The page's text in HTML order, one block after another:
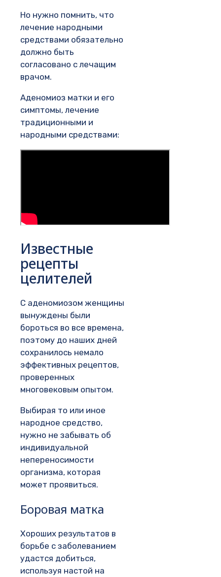
Но нужно помнить, что
лечение народными
средствами обязательно
должно быть
согласовано с лечащим
врачом.
Аденомиоз матки и его
симптомы, лечение
традиционными и
народными средствами:
Известные
рецепты
целителей
С аденомиозом женщины
вынуждены были
бороться во все времена,
поэтому до наших дней
сохранилось немало
эффективных рецептов,
проверенных
многовековым опытом.
Выбирая то или иное
народное средство,
нужно не забывать об
индивидуальной
непереносимости
организма, которая
может проявиться.
Боровая матка
Хороших результатов в
борьбе с заболеванием
удастся добиться,
используя настой на